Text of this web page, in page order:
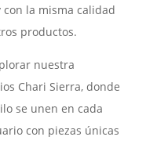
la misma calidad
productos.
nuestra
Chari Sierra, donde
se unen en cada
con piezas únicas